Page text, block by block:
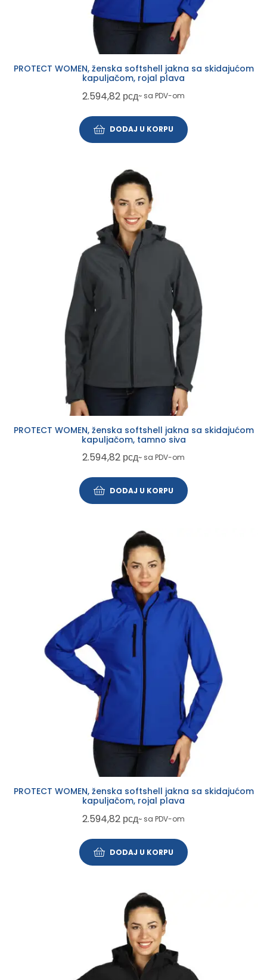
PROTECT WOMEN, ženska softshell jakna sa skidajućom
kapuljačom, rojal plava
2.594,82 рсд~ sa PDV-om
DODAJ U KORPU
PROTECT WOMEN, ženska softshell jakna sa skidajućom
kapuljačom, tamno siva
2.594,82 рсд~ sa PDV-om
DODAJ U KORPU
PROTECT WOMEN, ženska softshell jakna sa skidajućom
kapuljačom, rojal plava
2.594,82 рсд~ sa PDV-om
DODAJ U KORPU